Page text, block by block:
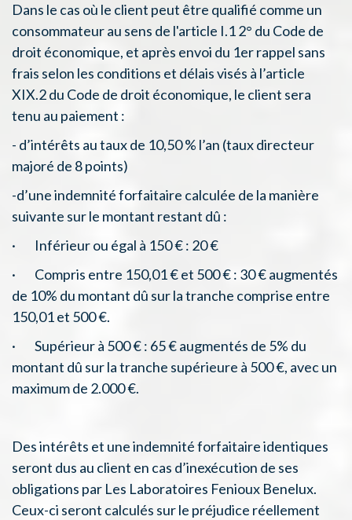
Dans le cas où le client peut être qualifié comme un
consommateur au sens de l'article I.1 2° du Code de
droit économique, et après envoi du 1er rappel sans
frais selon les conditions et délais visés à l’article
XIX.2 du Code de droit économique, le client sera
tenu au paiement :
- d’intérêts au taux de 10,50 % l’an (taux directeur
majoré de 8 points)
-d’une indemnité forfaitaire calculée de la manière
suivante sur le montant restant dû :
· Inférieur ou égal à 150 € : 20 €
· Compris entre 150,01 € et 500 € : 30 € augmentés
de 10% du montant dû sur la tranche comprise entre
150,01 et 500 €.
· Supérieur à 500 € : 65 € augmentés de 5% du
montant dû sur la tranche supérieure à 500 €, avec un
maximum de 2.000 €.
Des intérêts et une indemnité forfaitaire identiques
seront dus au client en cas d’inexécution de ses
obligations par Les Laboratoires Fenioux Benelux.
Ceux-ci seront calculés sur le préjudice réellement